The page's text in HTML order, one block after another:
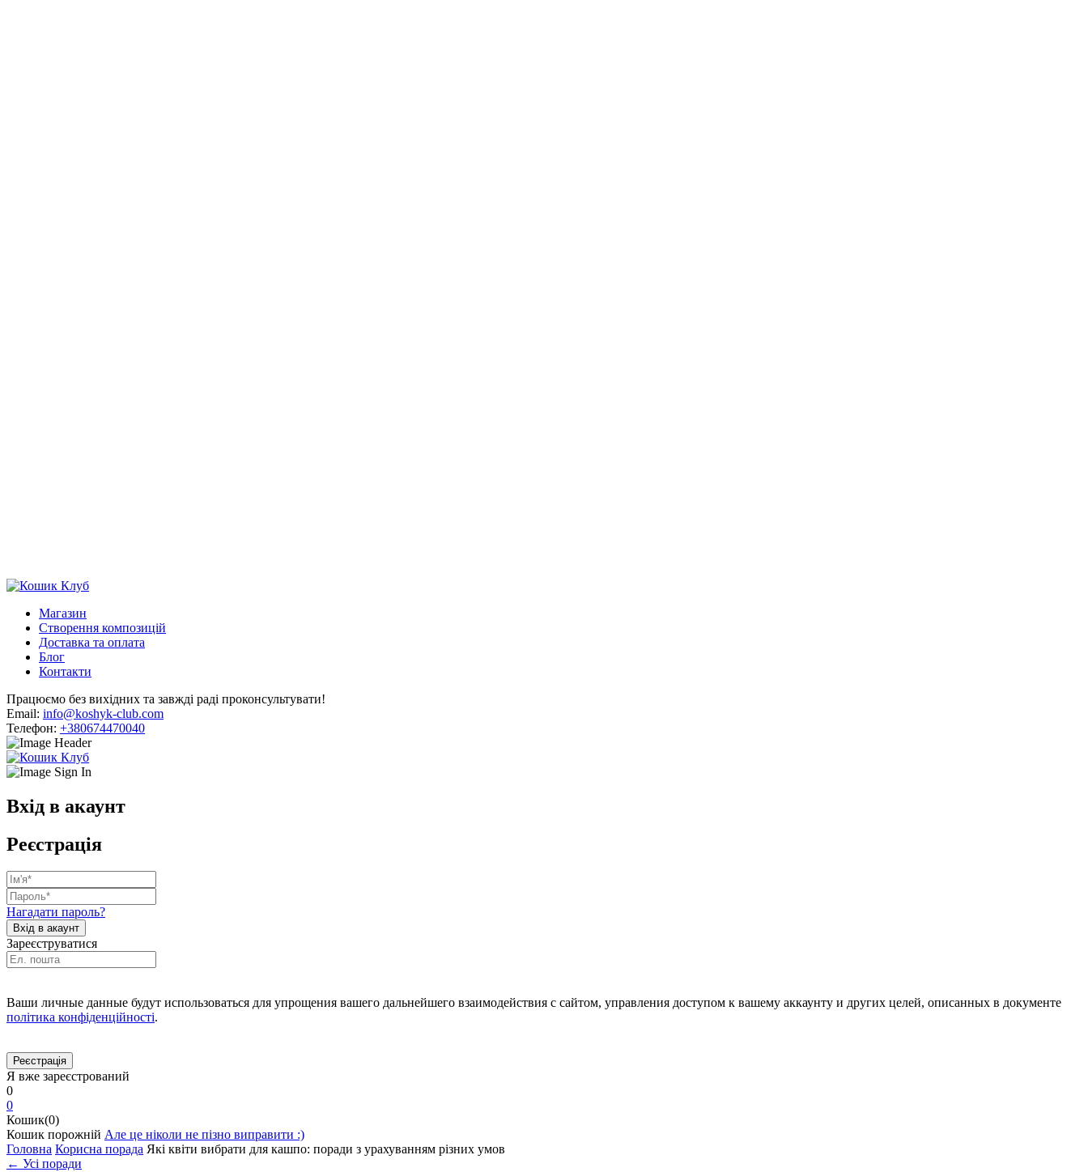
Магазин
Створення композицій
Доставка та оплата
Блог
Контакти
Працюємо без вихідних та завжді раді проконсультувати!
Email: info@koshyk-club.com
Телефон: +380674470040
Вхід в акаунт
Реєстрація
Нагадати пароль?
Зареєструватися
Ваши личные данные будут использоваться для упрощения вашего дальнейшего взаимодействия с сайтом, управления доступом к вашему аккаунту и других целей, описанных в документе
політика конфіденційності.
Я вже зареєстрований
0
0
Кошик(0)
Кошик порожній Але це ніколи не пізно виправити :)
Головна Корисна порада Які квіти вибрати для кашпо: поради з урахуванням різних умов
← Усі поради